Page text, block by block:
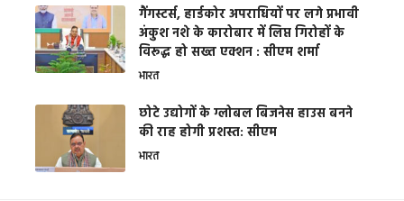
गैंगस्टर्स, हार्डकोर अपराधियों पर लगे प्रभावी
अंकुश नशे के कारोबार में लिप्त गिरोहों के
विरूद्ध हो सख्त एक्शन : सीएम शर्मा
भारत
छोटे उद्योगों के ग्लोबल बिजनेस हाउस बनने
की राह होगी प्रशस्त: सीएम
भारत